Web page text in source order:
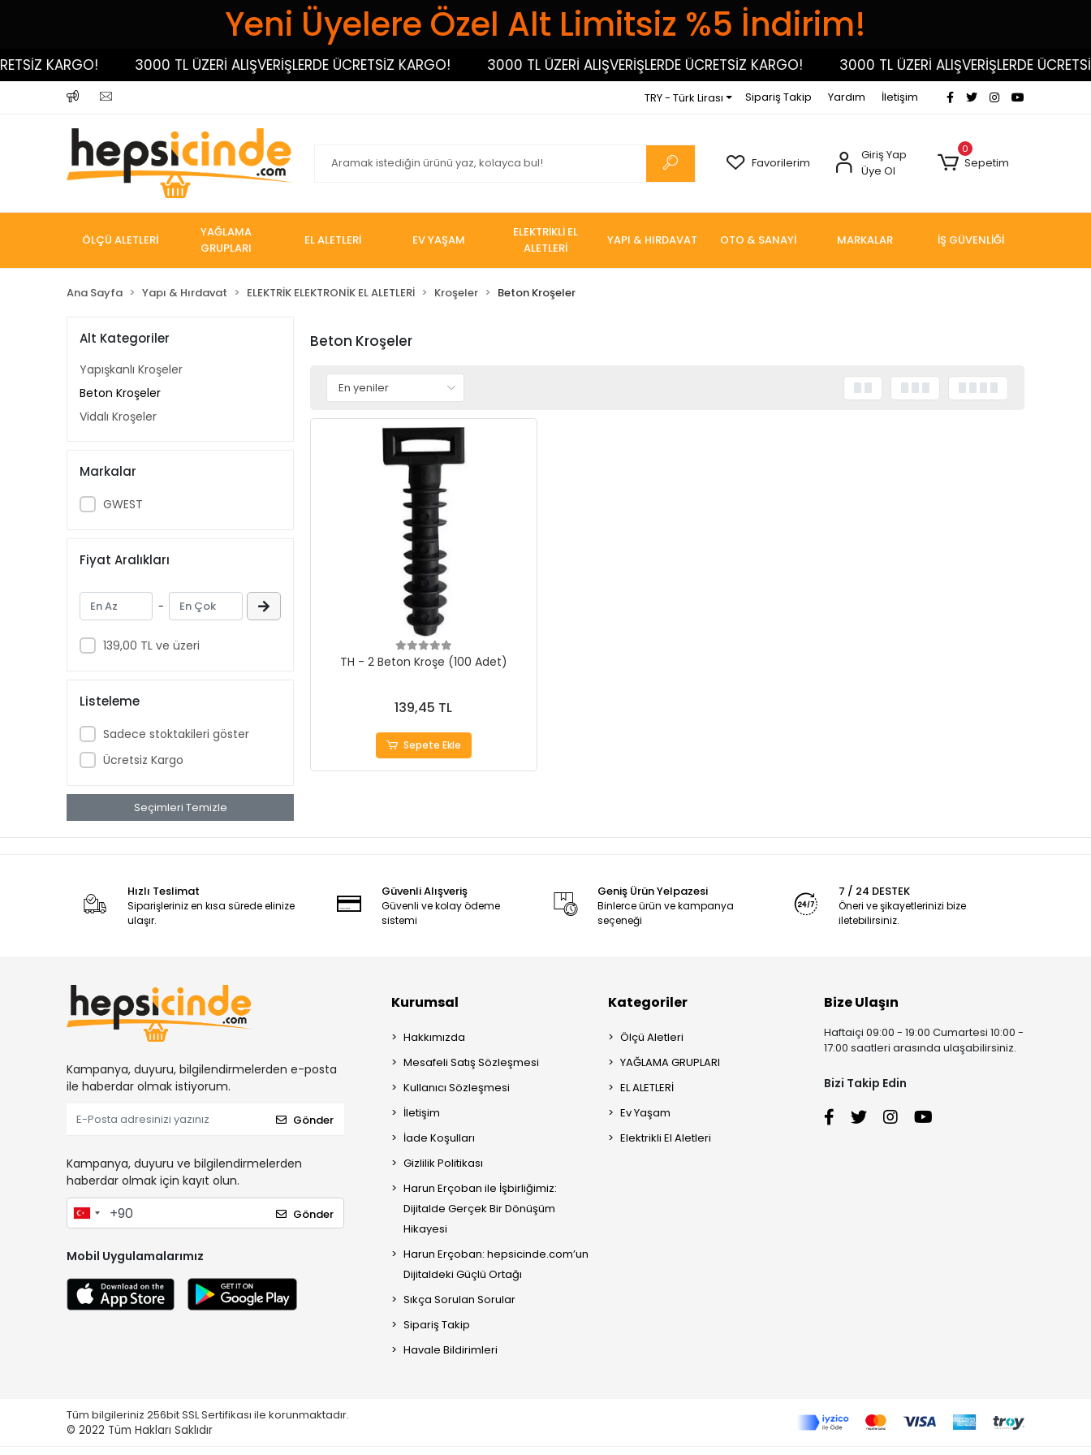
Yeni Üyelere Özel Alt Limitsiz %5 İndirim!
KARGO! 3000 TL ÜZERİ ALIŞVERİŞLERDE ÜCRETSİZ KARGO! 3000 TL ÜZERİ ALIŞVERİŞLERDE ÜCRETSİZ KARGO! 3000 TL ÜZERİ ALIŞVERİŞLERDE ÜCRETSİZ
TRY - Türk Lirası Sipariş Takip Yardım İletişim
Favorilerim
Giriş Yap
Üye Ol
0
Sepetim
ÖLÇÜ ALETLERİ
YAĞLAMA
GRUPLARI
EL ALETLERİ EV YAŞAM
ELEKTRİKLİ EL
ALETLERİ
YAPI & HIRDAVAT OTO & SANAYİ MARKALAR İŞ GÜVENLİĞİ
Ana Sayfa Yapı & Hırdavat ELEKTRİK ELEKTRONİK EL ALETLERİ Kroşeler Beton Kroşeler
Alt Kategoriler
Yapışkanlı Kroşeler
Beton Kroşeler
Vidalı Kroşeler
Markalar
GWEST
Fiyat Aralıkları
-
139,00 TL ve üzeri
Listeleme
Sadece stoktakileri göster
Ücretsiz Kargo
Seçimleri Temizle
Beton Kroşeler
TH - 2 Beton Kroşe (100 Adet)
139,45 TL
Sepete Ekle
Hızlı Teslimat
Siparişleriniz en kısa sürede elinize
ulaşır.
Güvenli Alışveriş
Güvenli ve kolay ödeme
sistemi
Geniş Ürün Yelpazesi
Binlerce ürün ve kampanya
seçeneği
7 / 24 DESTEK
Öneri ve şikayetlerinizi bize
iletebilirsiniz.
Kampanya, duyuru, bilgilendirmelerden e-posta
ile haberdar olmak istiyorum.
Gönder
Kampanya, duyuru ve bilgilendirmelerden
haberdar olmak için kayıt olun.
Gönder
Mobil Uygulamalarımız
Kurumsal
Hakkımızda
Mesafeli Satış Sözleşmesi
Kullanıcı Sözleşmesi
İletişim
İade Koşulları
Gizlilik Politikası
Harun Erçoban ile İşbirliğimiz:
Dijitalde Gerçek Bir Dönüşüm
Hikayesi
Harun Erçoban: hepsicinde.com’un
Dijitaldeki Güçlü Ortağı
Sıkça Sorulan Sorular
Sipariş Takip
Havale Bildirimleri
Kategoriler
Ölçü Aletleri
YAĞLAMA GRUPLARI
EL ALETLERİ
Ev Yaşam
Elektrikli El Aletleri
Bize Ulaşın
Haftaiçi 09:00 - 19:00 Cumartesi 10:00 -
17:00 saatleri arasında ulaşabilirsiniz.
Bizi Takip Edin
Tüm bilgileriniz 256bit SSL Sertifikası ile korunmaktadır.
© 2022 Tüm Hakları Saklıdır